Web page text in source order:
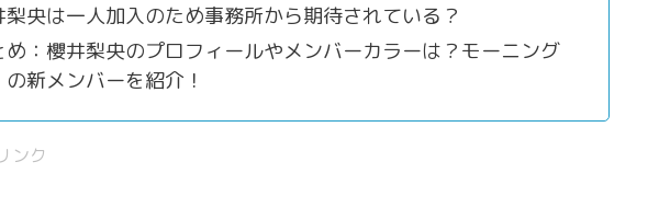
梨央は一人加入のため事務所から期待されている？
め：櫻井梨央のプロフィールやメンバーカラーは？モーニング
の新メンバーを紹介！
ンク